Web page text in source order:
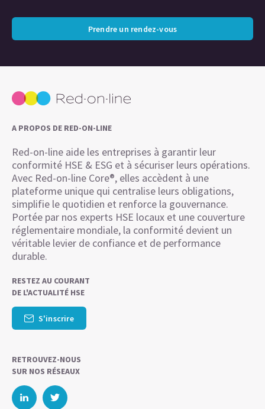
Prendre un rendez-vous
A PROPOS DE RED-ON-LINE
Red-on-line aide les entreprises à garantir leur
conformité HSE & ESG et à sécuriser leurs opérations.
Avec Red-on-line Core®, elles accèdent à une
plateforme unique qui centralise leurs obligations,
simplifie le quotidien et renforce la gouvernance.
Portée par nos experts HSE locaux et une couverture
réglementaire mondiale, la conformité devient un
véritable levier de confiance et de performance
durable.
RESTEZ AU COURANT
DE L'ACTUALITÉ HSE
S'inscrire
RETROUVEZ-NOUS
SUR NOS RÉSEAUX